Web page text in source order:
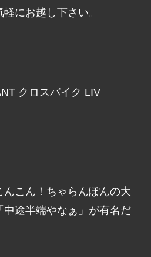
にお越し下さい。
クロスバイク LIV
んこん！ちゃらんぽんの大
途半端やなぁ」が有名だ